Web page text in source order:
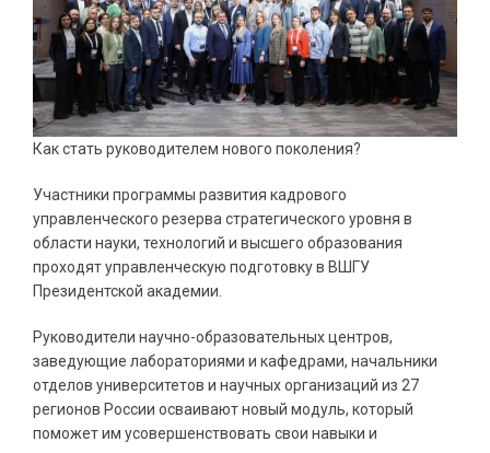
Как стать руководителем нового поколения?
Участники программы развития кадрового
управленческого резерва стратегического уровня в
области науки, технологий и высшего образования
проходят управленческую подготовку в ВШГУ
Президентской академии.
Руководители научно-образовательных центров,
заведующие лабораториями и кафедрами, начальники
отделов университетов и научных организаций из 27
регионов России осваивают новый модуль, который
поможет им усовершенствовать свои навыки и